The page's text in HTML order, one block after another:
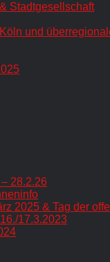
Stadtgesellschaft
und
28.2.26
2025 & Tag der
17.3.2023